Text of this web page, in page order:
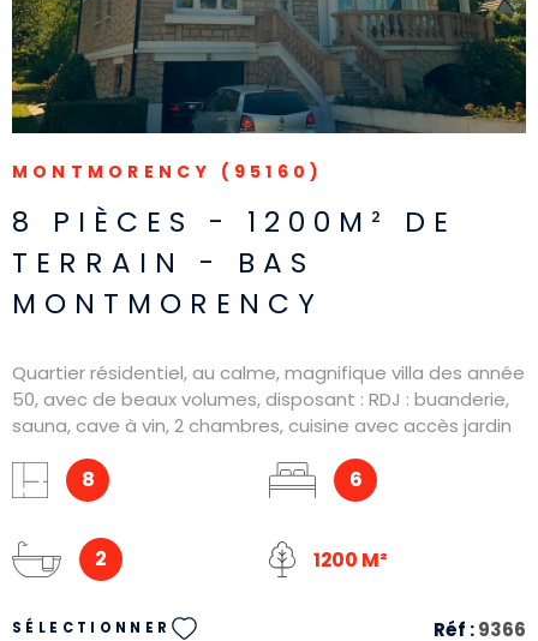
MONTMORENCY (95160)
8 PIÈCES - 1200M² DE
TERRAIN - BAS
MONTMORENCY
Quartier résidentiel, au calme, magnifique villa des année
50, avec de beaux volumes, disposant : RDJ : buanderie,
sauna, cave à vin, 2 chambres, cuisine avec accès jardin
cuisine équipée, suite parentale, salle de bains, WC
séparé 2 ème : Grand Hall, 3 belles chambres avec
terrasse exposée plein sud, un garage et une
dépendance. Le tout sur un beau terrain d'environ
8 6
2 1200 M²
SÉLECTIONNER Réf :9366